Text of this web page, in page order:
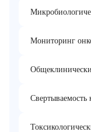
Мониторинг
Свертываемость